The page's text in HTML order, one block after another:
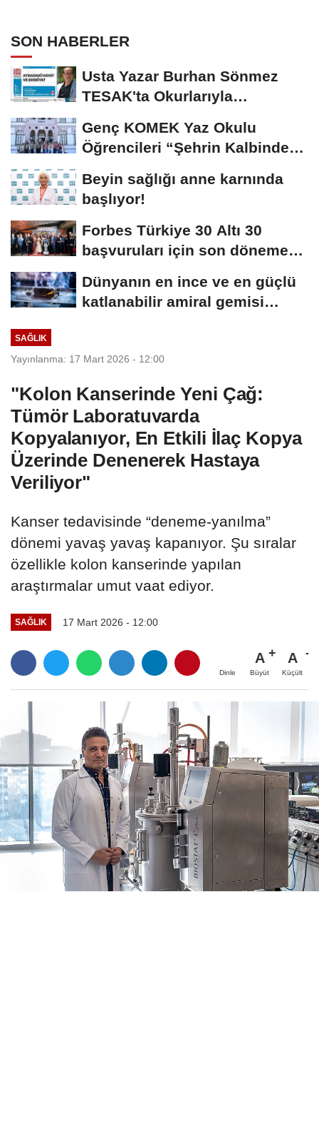
SON HABERLER
Usta Yazar Burhan Sönmez
TESAK'ta Okurlarıyla
Genç KOMEK Yaz Okulu
Öğrencileri “Şehrin Kalbinde
Beyin sağlığı anne karnında
başlıyor!
Forbes Türkiye 30 Altı 30
başvuruları için son dönemece
Dünyanın en ince ve en güçlü
katlanabilir amiral gemisi
SAĞLIK
Yayınlanma: 17 Mart 2026 - 12:00
"Kolon Kanserinde Yeni Çağ:
Tümör Laboratuvarda
Kopyalanıyor, En Etkili İlaç Kopya
Üzerinde Denenerek Hastaya
Veriliyor"
Kanser tedavisinde “deneme-yanılma”
dönemi yavaş yavaş kapanıyor. Şu sıralar
özellikle kolon kanserinde yapılan
araştırmalar umut vaat ediyor.
SAĞLIK 17 Mart 2026 - 12:00
Dinle
A
Büyüt
A
Küçült